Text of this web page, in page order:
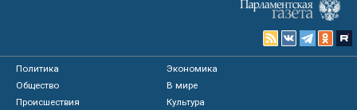
Политика
Экономика
Общество
В мире
Происшествия
Культура